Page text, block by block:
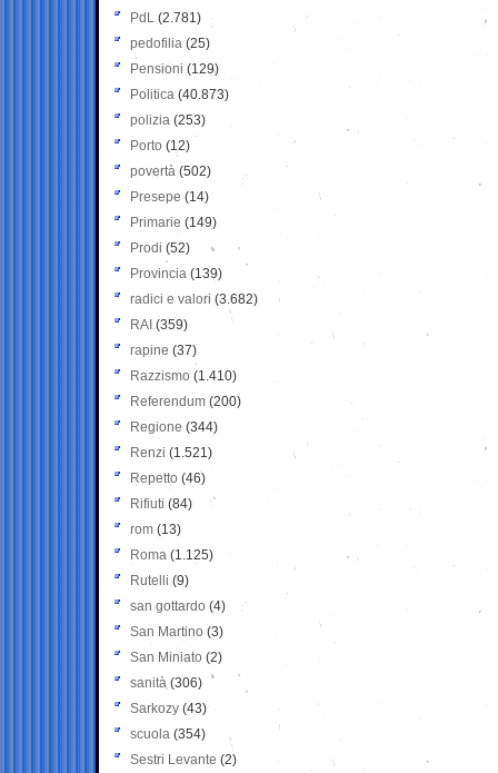
PdL (2.781)
pedofilia (25)
Pensioni (129)
Politica (40.873)
polizia (253)
Porto (12)
povertà (502)
Presepe (14)
Primarie (149)
Prodi (52)
Provincia (139)
radici e valori (3.682)
RAI (359)
rapine (37)
Razzismo (1.410)
Referendum (200)
Regione (344)
Renzi (1.521)
Repetto (46)
Rifiuti (84)
rom (13)
Roma (1.125)
Rutelli (9)
san gottardo (4)
San Martino (3)
San Miniato (2)
sanità (306)
Sarkozy (43)
scuola (354)
Sestri Levante (2)